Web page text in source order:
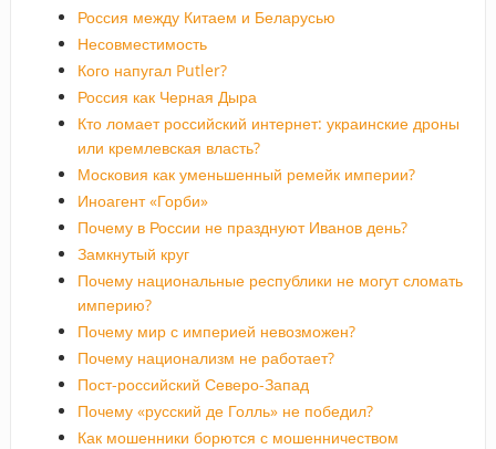
Россия между Китаем и Беларусью
Несовместимость
Кого напугал Putler?
Россия как Черная Дыра
Кто ломает российский интернет: украинские дроны
или кремлевская власть?
Московия как уменьшенный ремейк империи?
Иноагент «Горби»
Почему в России не празднуют Иванов день?
Замкнутый круг
Почему национальные республики не могут сломать
империю?
Почему мир с империей невозможен?
Почему национализм не работает?
Пост-российский Северо-Запад
Почему «русский де Голль» не победил?
Как мошенники борются с мошенничеством